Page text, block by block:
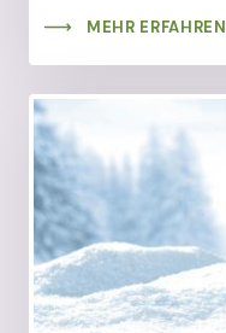
MEHR ERFAHREN